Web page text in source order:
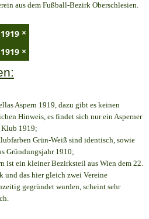
aus dem Fußball-Bezirk Oberschlesien.
×
×
Aspern 1919, dazu gibt es keinen
Hinweis, es findet sich nur ein Asperner
Klub 1919;
Grün-Weiß sind identisch, sowie
Gründungsjahr 1910;
ist ein kleiner Bezirksteil aus Wien dem 22.
und das hier gleich zwei Vereine
gegründet wurden, scheint sehr